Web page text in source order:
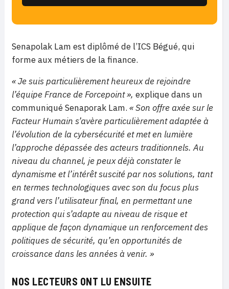
Senapolak Lam est diplômé de l’ICS Bégué, qui
forme aux métiers de la finance.
« Je suis particulièrement heureux de rejoindre
l’équipe France de Forcepoint », explique dans un
communiqué Senaporak Lam. « Son offre axée sur le
Facteur Humain s’avère particulièrement adaptée à
l’évolution de la cybersécurité et met en lumière
l’approche dépassée des acteurs traditionnels. Au
niveau du channel, je peux déjà constater le
dynamisme et l’intérêt suscité par nos solutions, tant
en termes technologiques avec son du focus plus
grand vers l’utilisateur final, en permettant une
protection qui s’adapte au niveau de risque et
applique de façon dynamique un renforcement des
politiques de sécurité, qu’en opportunités de
croissance dans les années à venir. »
NOS LECTEURS ONT LU ENSUITE